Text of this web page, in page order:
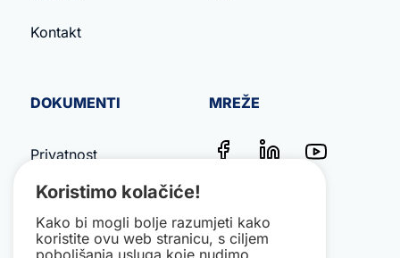
Kontakt
DOKUMENTI
Privatnost
Uvjeti poslovanja
Impresum
MREŽE
Koristimo kolačiće!
Kako bi mogli bolje razumjeti kako
koristite ovu web stranicu, s ciljem
poboljšanja usluga koje nudimo.